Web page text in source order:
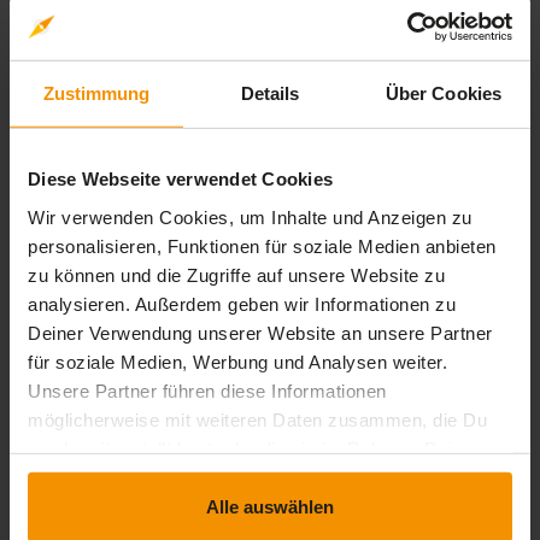
Zustimmung Details Über Cookies
Diese Webseite verwendet Cookies
Wir verwenden Cookies, um Inhalte und Anzeigen zu
personalisieren, Funktionen für soziale Medien anbieten
zu können und die Zugriffe auf unsere Website zu
analysieren. Außerdem geben wir Informationen zu
Deiner Verwendung unserer Website an unsere Partner
für soziale Medien, Werbung und Analysen weiter.
Unsere Partner führen diese Informationen
möglicherweise mit weiteren Daten zusammen, die Du
Nutzung der Dienste gesammelt haben.
Alle auswählen
0 Bewertungen
5stars: 0
Bewertungen
4 stars: 0
Bewertungen
3 stars: 0
Bewertungen
2stars: 0
Bewertungen
1 stars: 0
Bewertungen
Rezensionen